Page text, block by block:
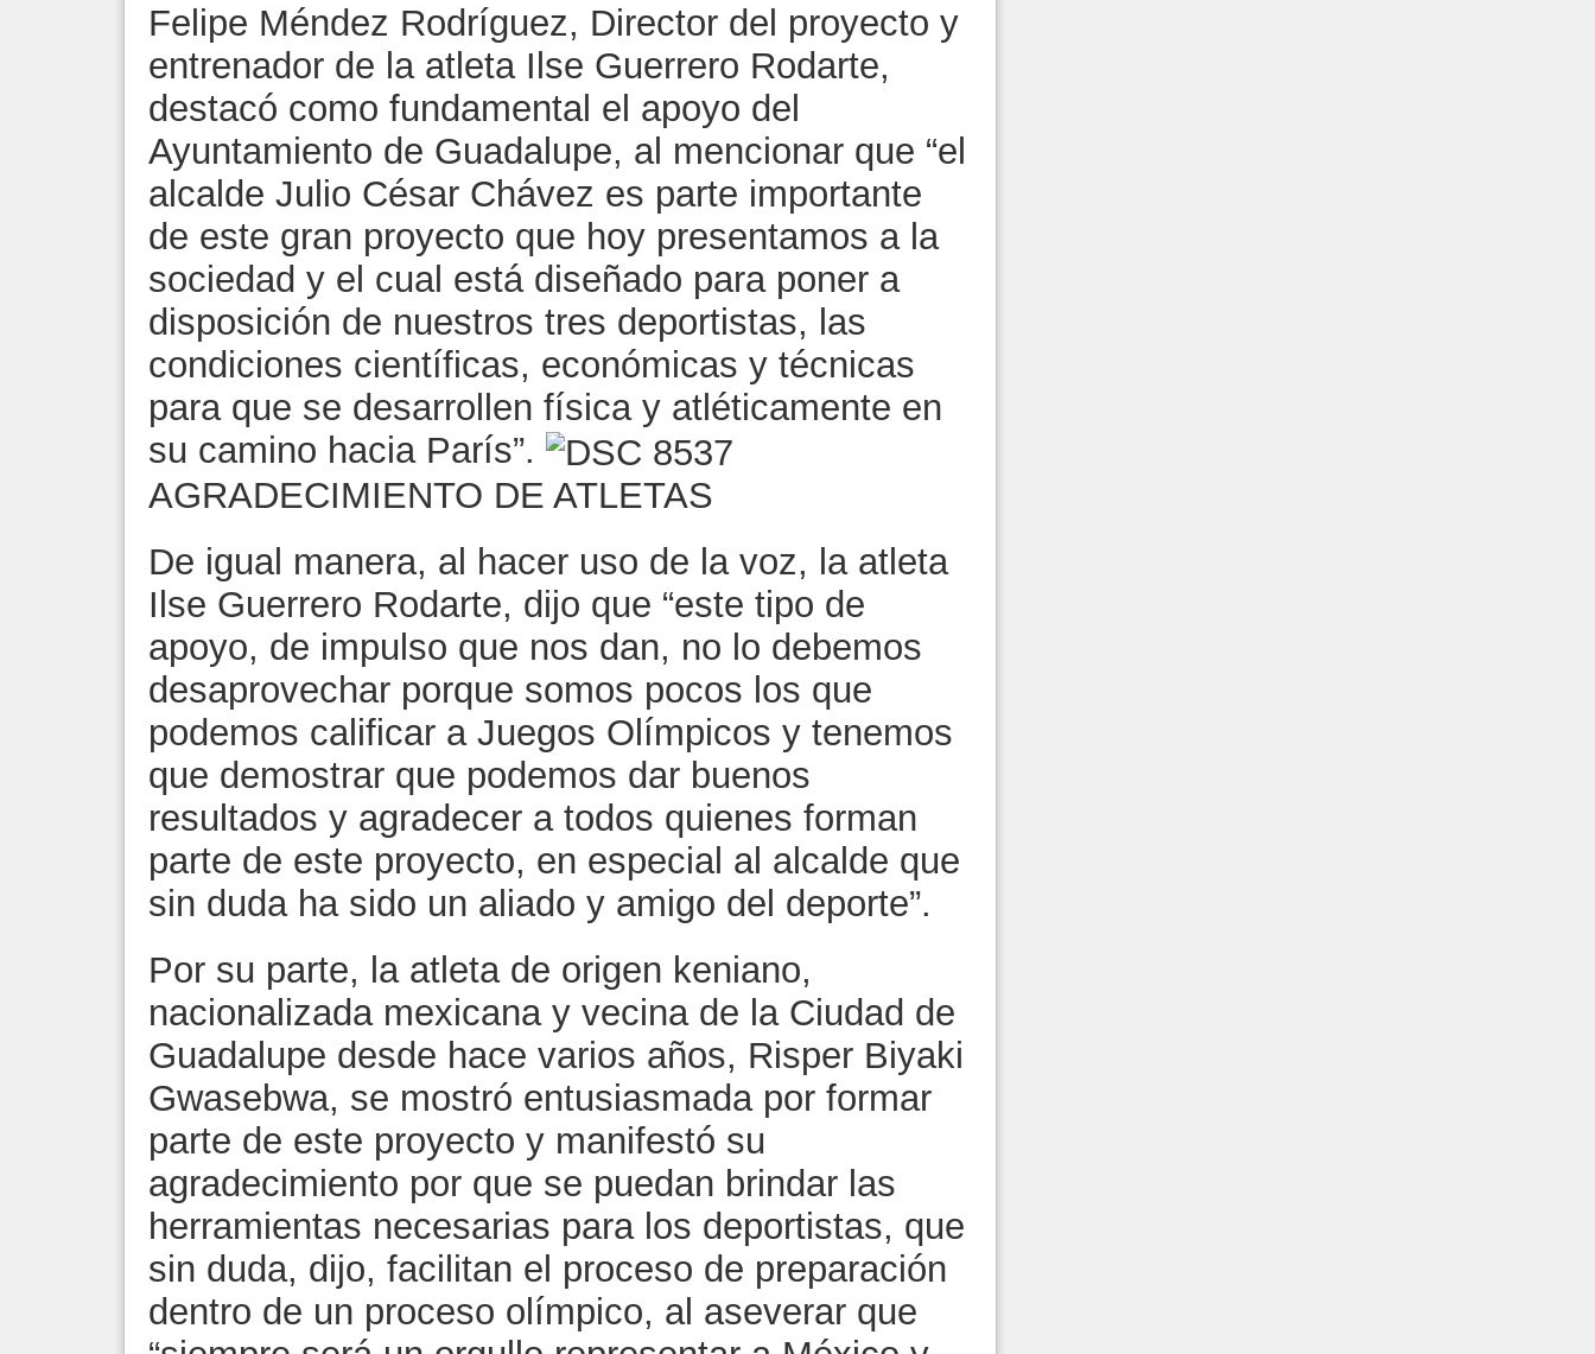
Felipe Méndez Rodríguez, Director del proyecto y
entrenador de la atleta Ilse Guerrero Rodarte,
destacó como fundamental el apoyo del
Ayuntamiento de Guadalupe, al mencionar que “el
alcalde Julio César Chávez es parte importante
de este gran proyecto que hoy presentamos a la
sociedad y el cual está diseñado para poner a
disposición de nuestros tres deportistas, las
condiciones científicas, económicas y técnicas
para que se desarrollen física y atléticamente en
su camino hacia París”.
AGRADECIMIENTO DE ATLETAS
De igual manera, al hacer uso de la voz, la atleta
Ilse Guerrero Rodarte, dijo que “este tipo de
apoyo, de impulso que nos dan, no lo debemos
desaprovechar porque somos pocos los que
podemos calificar a Juegos Olímpicos y tenemos
que demostrar que podemos dar buenos
resultados y agradecer a todos quienes forman
parte de este proyecto, en especial al alcalde que
sin duda ha sido un aliado y amigo del deporte”.
Por su parte, la atleta de origen keniano,
nacionalizada mexicana y vecina de la Ciudad de
Guadalupe desde hace varios años, Risper Biyaki
Gwasebwa, se mostró entusiasmada por formar
parte de este proyecto y manifestó su
agradecimiento por que se puedan brindar las
herramientas necesarias para los deportistas, que
sin duda, dijo, facilitan el proceso de preparación
dentro de un proceso olímpico, al aseverar que